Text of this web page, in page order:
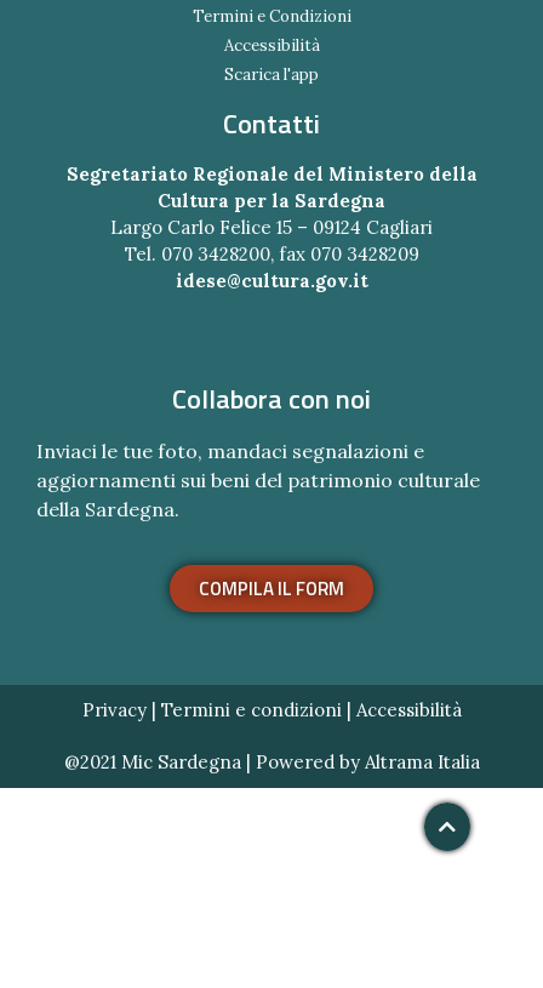
Termini e Condizioni
Accessibilità
Scarica l'app
Contatti
Segretariato Regionale del Ministero della
Cultura per la Sardegna
Largo Carlo Felice 15 – 09124 Cagliari
Tel. 070 3428200, fax 070 3428209
idese@cultura.gov.it
Collabora con noi
Inviaci le tue foto, mandaci segnalazioni e
aggiornamenti sui beni del patrimonio culturale
della Sardegna.
COMPILA IL FORM
Privacy| Termini e condizioni| Accessibilità
@2021 Mic Sardegna | Powered by Altrama Italia